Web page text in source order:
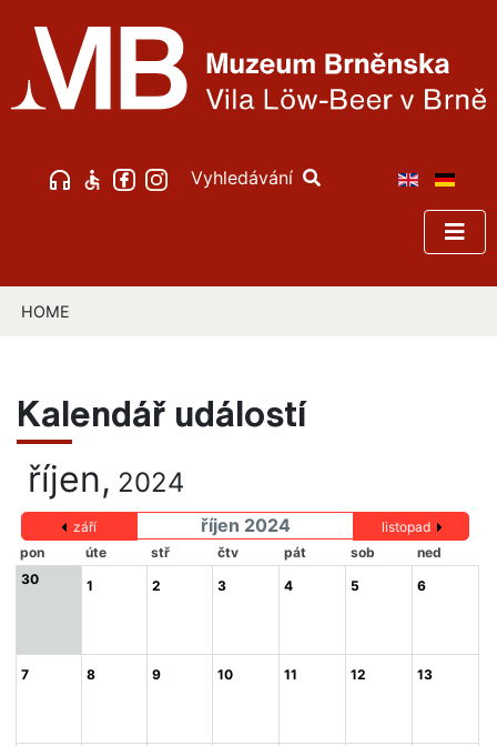
Vyhledávání
HOME
Kalendář událostí
říjen, 2024
září říjen 2024
listopad
pon
úte stř čtv pát sob
ned
30
1 2 3 4 5 6
7 8 9 10 11 12 13